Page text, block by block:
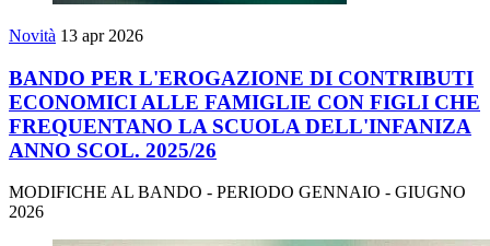
Novità 13 apr 2026
BANDO PER L'EROGAZIONE DI CONTRIBUTI
ECONOMICI ALLE FAMIGLIE CON FIGLI CHE
FREQUENTANO LA SCUOLA DELL'INFANIZA
ANNO SCOL. 2025/26
MODIFICHE AL BANDO - PERIODO GENNAIO - GIUGNO
2026